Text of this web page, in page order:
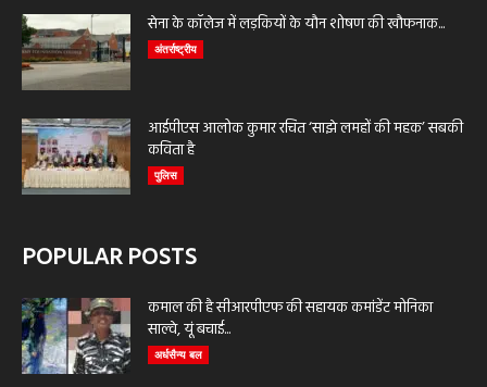
सेना के कॉलेज में लड़कियों के यौन शोषण की खौफनाक...
अंतर्राष्ट्रीय
आईपीएस आलोक कुमार रचित ‘साझे लमहों की महक’ सबकी
कविता है
पुलिस
POPULAR POSTS
कमाल की है सीआरपीएफ की सहायक कमांडेंट मोनिका
साल्वे, यूं बचाई...
अर्धसैन्य बल